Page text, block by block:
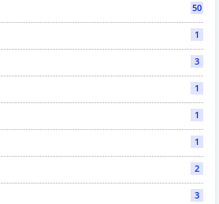
50
1
3
1
1
1
2
3